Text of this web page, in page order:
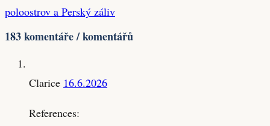
poloostrov a Perský záliv
183 komentáře / komentářů
Clarice 16.6.2026
References: